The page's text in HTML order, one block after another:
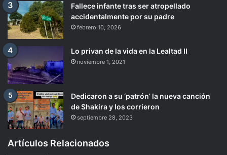
Fallece infante tras ser atropellado
accidentalmente por su padre
febrero 10, 2026
Lo privan de la vida en la Lealtad II
noviembre 1, 2021
Dedicaron a su ‘patrón’ la nueva canción
de Shakira y los corrieron
septiembre 28, 2023
Artículos Relacionados